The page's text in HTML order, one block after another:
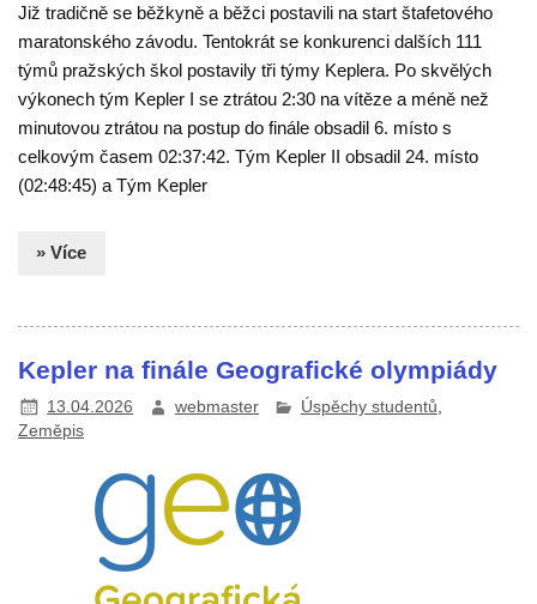
Již tradičně se běžkyně a běžci postavili na start štafetového
maratonského závodu. Tentokrát se konkurenci dalších 111
týmů pražských škol postavily tři týmy Keplera. Po skvělých
výkonech tým Kepler I se ztrátou 2:30 na vítěze a méně než
minutovou ztrátou na postup do finále obsadil 6. místo s
celkovým časem 02:37:42. Tým Kepler II obsadil 24. místo
(02:48:45) a Tým Kepler
» Více
Kepler na finále Geografické olympiády
13.04.2026 webmaster Úspěchy studentů,
Zeměpis